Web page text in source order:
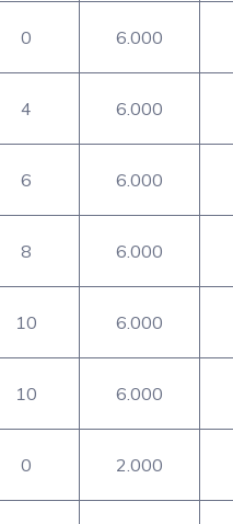
0 6.000
4 6.000
6 6.000
8 6.000
10 6.000
10 6.000
0 2.000